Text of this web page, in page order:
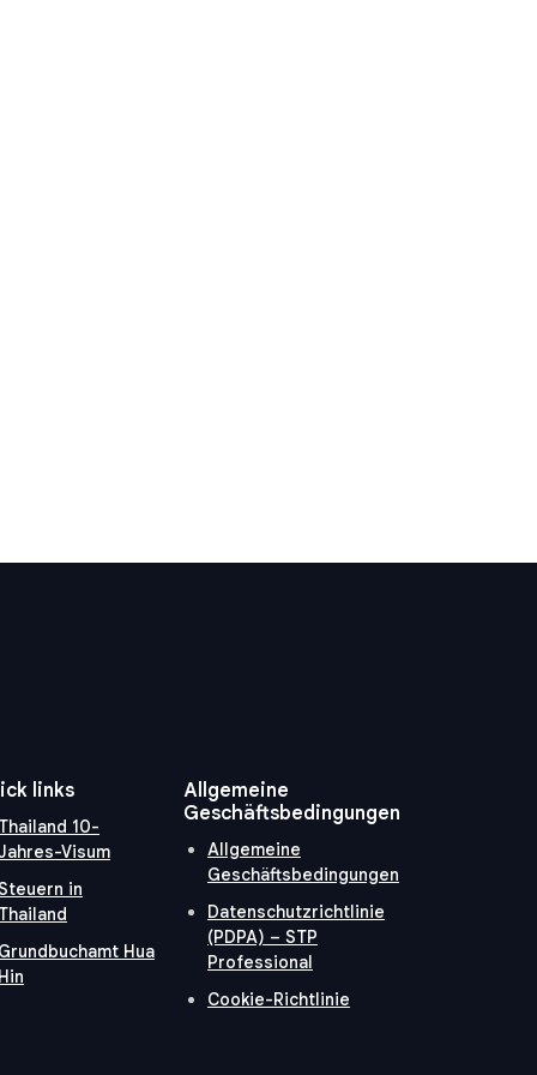
links
Thailand 10-
Visum
in
Thailand
Grundbuchamt Hua
Hin
Allgemeine
Geschäftsbedingungen
Allgemeine
Geschäftsbedingungen
Datenschutzrichtlinie
(PDPA) – STP
Professional
Cookie-Richtlinie